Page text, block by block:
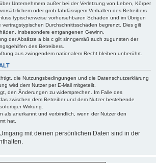
Unternehmern außer bei der Verletzung von Leben, Körper
oder grob fahrlässigem Verhalten des Betreibers
typischerweise vorhersehbaren Schäden und im Übrigen
Durchschnittsschäden begrenzt. Dies gilt
insbesondere entgangenen Gewinn.
der Absätze a bis c gilt sinngemäß auch zugunsten der
des Betreibers.
aus zwingendem nationalem Recht bleiben unberührt.
die Nutzungsbedingungen und die Datenschutzerklärung
wird dem Nutzer per E-Mail mitgeteilt.
den Änderungen zu widersprechen. Im Falle des
zwischen dem Betreiber und dem Nutzer bestehende
Wirkung.
als anerkannt und verbindlich, wenn der Nutzer den
hat.
mit deinen persönlichen Daten sind in der